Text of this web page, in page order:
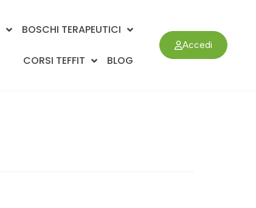
BOSCHI TERAPEUTICI
CORSI TEFFIT BLOG
Accedi